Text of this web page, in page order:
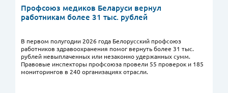
Профсоюз медиков Беларуси вернул
работникам более 31 тыс. рублей
В первом полугодии 2026 года Белорусский профсоюз
работников здравоохранения помог вернуть более 31 тыс.
рублей невыплаченных или незаконно удержанных сумм.
Правовые инспекторы профсоюза провели 55 проверок и 185
мониторингов в 240 организациях отрасли.